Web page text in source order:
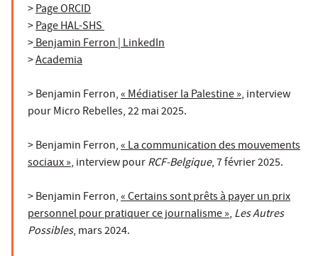
>Page ORCID
>Page HAL-SHS
>Benjamin Ferron | LinkedIn
>Academia
> Benjamin Ferron,« Médiatiser la Palestine », interview
pourMicro Rebelles, 22 mai 2025.
> Benjamin Ferron,« La communication des mouvements
sociaux », interview pourRCF-Belgique, 7 février 2025.
> Benjamin Ferron,« Certains sont prêts à payer un prix
personnel pour pratiquer ce journalisme », Les Autres
Possibles, mars 2024.